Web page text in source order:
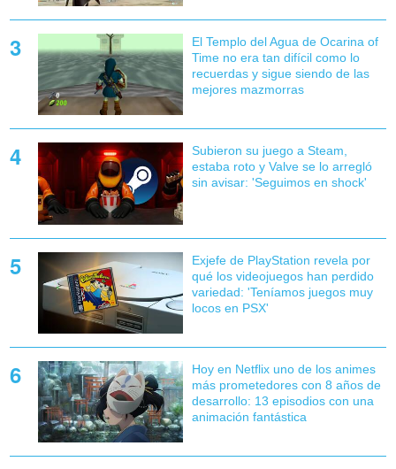
El Templo del Agua de Ocarina of
Time no era tan difícil como lo
recuerdas y sigue siendo de las
mejores mazmorras
Subieron su juego a Steam,
estaba roto y Valve se lo arregló
sin avisar: 'Seguimos en shock'
Exjefe de PlayStation revela por
qué los videojuegos han perdido
variedad: 'Teníamos juegos muy
locos en PSX'
Hoy en Netflix uno de los animes
más prometedores con 8 años de
desarrollo: 13 episodios con una
animación fantástica